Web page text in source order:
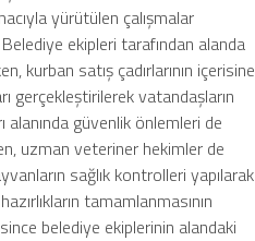
yürütülen çalışmalar
ekipleri tarafından alanda
kurban satış çadırlarının içerisine
gerçekleştirilerek vatandaşların
alanında güvenlik önlemleri de
uzman veteriner hekimler de
sağlık kontrolleri yapılarak
tamamlanmasının
belediye ekiplerinin alandaki